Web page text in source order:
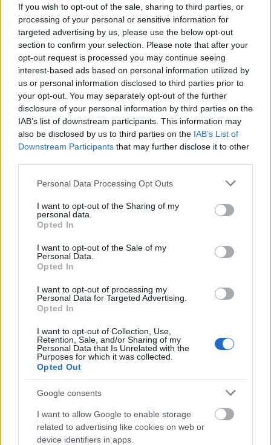
If you wish to opt-out of the sale, sharing to third parties, or
processing of your personal or sensitive information for
targeted advertising by us, please use the below opt-out
section to confirm your selection. Please note that after your
opt-out request is processed you may continue seeing
interest-based ads based on personal information utilized by
us or personal information disclosed to third parties prior to
your opt-out. You may separately opt-out of the further
disclosure of your personal information by third parties on the
IAB’s list of downstream participants. This information may
also be disclosed by us to third parties on the IAB’s List of
Downstream Participants that may further disclose it to other
Please note that this website/app uses one or more Google
not limited to your visit or usage behaviour. You may click to
grant or deny consent to Google and its third-party tags to
use your data for below specified purposes in below Google
consent section.
Personal Data Processing Opt Outs
I want to opt-out of the Sharing of my
personal data.
Opted In
I want to opt-out of the Sale of my
Personal Data.
Opted In
I want to opt-out of processing my
Personal Data for Targeted Advertising.
Opted In
I want to opt-out of Collection, Use,
Retention, Sale, and/or Sharing of my
Personal Data that Is Unrelated with the
Purposes for which it was collected.
Opted Out
Google consents
I want to allow Google to enable storage
related to advertising like cookies on web or
device identifiers in apps.
Ο όμιλος CSG συγκαταλέγεται μεταξύ των
κορυφαίων ευρωπαϊκών κατασκευαστών και
προμηθευτών πυρομαχικών μεγάλου
διαμετρήματος. Η παρούσα σύμβαση, αξίας